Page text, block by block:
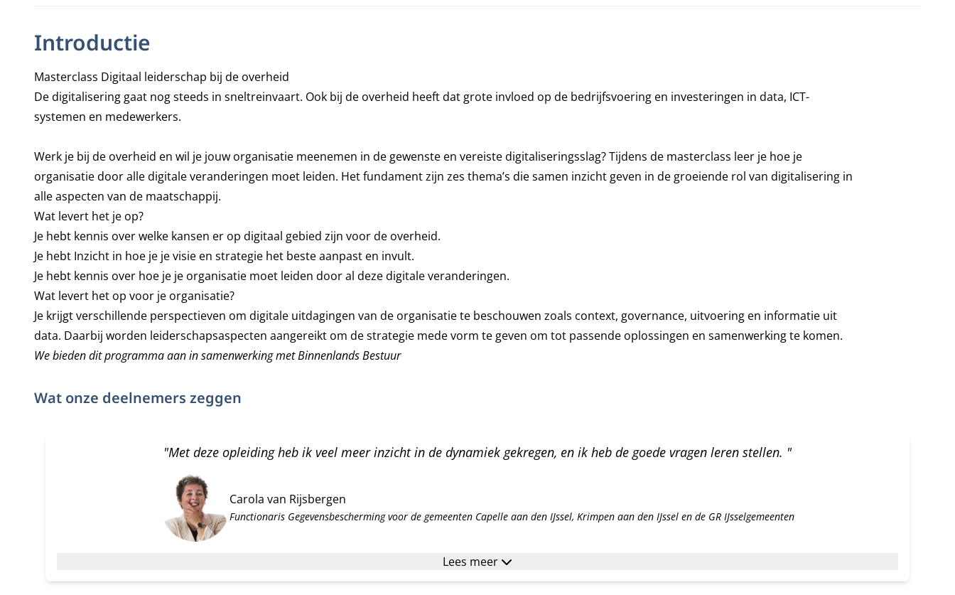
Introductie
Masterclass Digitaal leiderschap bij de overheid
De digitalisering gaat nog steeds in sneltreinvaart. Ook bij de overheid heeft dat grote invloed op de bedrijfsvoering en investeringen in data, ICT-
systemen en medewerkers.
Werk je bij de overheid en wil je jouw organisatie meenemen in de gewenste en vereiste digitaliseringsslag? Tijdens de masterclass leer je hoe je
organisatie door alle digitale veranderingen moet leiden. Het fundament zijn zes thema’s die samen inzicht geven in de groeiende rol van digitalisering in
alle aspecten van de maatschappij.
Wat levert het je op?
Je hebt kennis over welke kansen er op digitaal gebied zijn voor de overheid.
Je hebt Inzicht in hoe je je visie en strategie het beste aanpast en invult.
Je hebt kennis over hoe je je organisatie moet leiden door al deze digitale veranderingen.
Wat levert het op voor je organisatie?
Je krijgt verschillende perspectieven om digitale uitdagingen van de organisatie te beschouwen zoals context, governance, uitvoering en informatie uit
data. Daarbij worden leiderschapsaspecten aangereikt om de strategie mede vorm te geven om tot passende oplossingen en samenwerking te komen.
We bieden dit programma aan in samenwerking metBinnenlands Bestuur
Wat onze deelnemers zeggen
"Met deze opleiding heb ik veel meer inzicht in de dynamiek gekregen, en ik heb de goede vragen leren stellen. "
Carola van Rijsbergen
Functionaris Gegevensbescherming voor de gemeenten Capelle aan den IJssel, Krimpen aan den IJssel en de GR IJsselgemeenten
Lees meer